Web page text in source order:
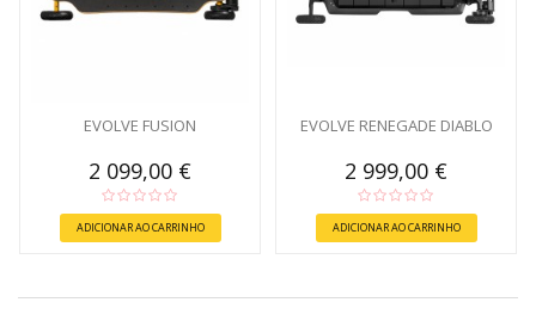
EVOLVE FUSION
2 099,00 €
ADICIONAR AO CARRINHO
EVOLVE RENEGADE DIABLO
2 999,00 €
ADICIONAR AO CARRINHO